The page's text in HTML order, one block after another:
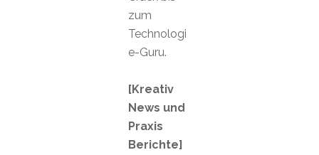
zum
Technologi
e-Guru.
[Kreativ
News und
Praxis
Berichte]